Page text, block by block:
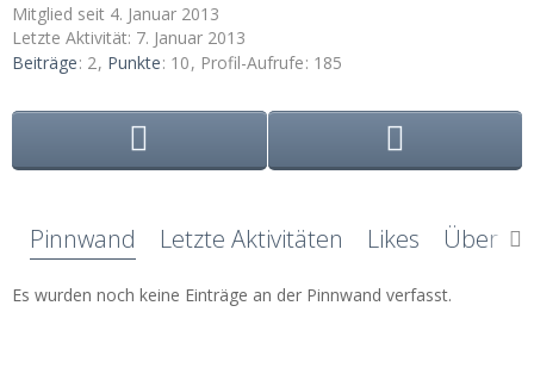
Mitglied seit 4. Januar 2013
Letzte Aktivität: 7. Januar 2013
Beiträge 2 Punkte 10 Profil-Aufrufe 185
Pinnwand Letzte Aktivitäten Likes Über
Es wurden noch keine Einträge an der Pinnwand verfasst.